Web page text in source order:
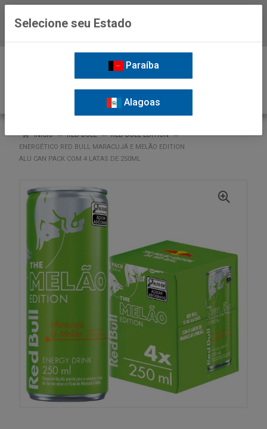
INÍCIO RED BULL
RED BULL EDITION
ENERGÉTICO RED BULL MARACUJÁ E MELÃO EDITION
ALU CAN PACK COM 4 LATAS DE 250ML
Selecione seu Estado
Paraíba
Alagoas